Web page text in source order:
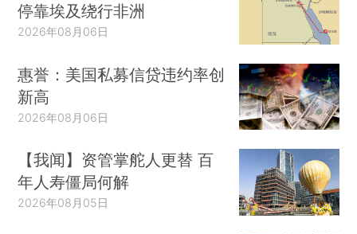
停靠埃及绕行非洲
2026年08月06日
惠誉：美国私募信贷违约率创
新高
2026年08月06日
【我闻】资管掌舵人更替 百
年人寿僵局何解
2026年08月05日